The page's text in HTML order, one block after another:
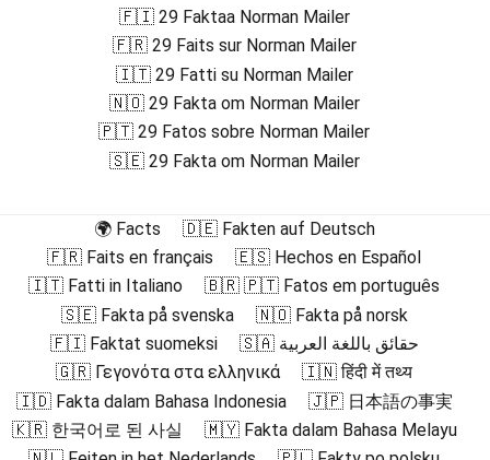
🇫🇮 29 Faktaa Norman Mailer
🇫🇷 29 Faits sur Norman Mailer
🇮🇹 29 Fatti su Norman Mailer
🇳🇴 29 Fakta om Norman Mailer
🇵🇹 29 Fatos sobre Norman Mailer
🇸🇪 29 Fakta om Norman Mailer
🌍 Facts
🇩🇪 Fakten auf Deutsch
🇫🇷 Faits en français
🇪🇸 Hechos en Español
🇮🇹 Fatti in Italiano
🇧🇷 🇵🇹 Fatos em português
🇸🇪 Fakta på svenska
🇳🇴 Fakta på norsk
🇫🇮 Faktat suomeksi
🇸🇦 حقائق باللغة العربية
🇬🇷 Γεγονότα στα ελληνικά
🇮🇳 हिंदी में तथ्य
🇮🇩 Fakta dalam Bahasa Indonesia
🇯🇵 日本語の事実
🇰🇷 한국어로 된 사실
🇲🇾 Fakta dalam Bahasa Melayu